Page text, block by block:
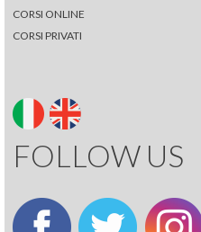
CORSI ONLINE
CORSI PRIVATI
FOLLOW US